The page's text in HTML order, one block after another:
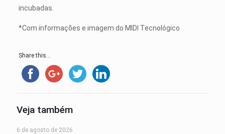
incubadas.
*Com informações e imagem do MIDI Tecnológico
Share this...
Veja também
6 de agosto de 2026